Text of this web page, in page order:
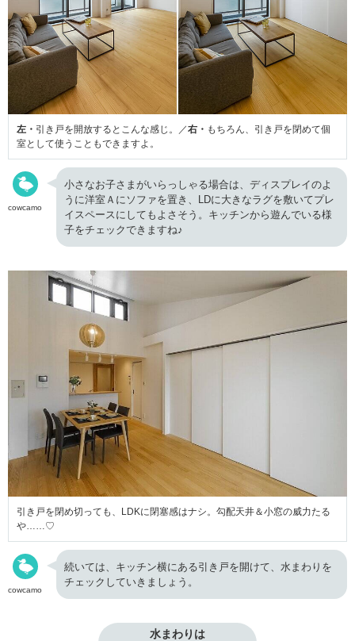
左・ 引き戸を開放するとこんな感じ。／右・ もちろん、引き戸を閉めて個
室として使うこともできますよ。
cowcamo
小さなお子さまがいらっしゃる場合は、ディスプレイのよ
うに洋室Ａにソファを置き、LDに大きなラグを敷いてプレ
イスペースにしてもよさそう。キッチンから遊んでいる様
子をチェックできますね♪
引き戸を閉め切っても、LDKに閉塞感はナシ。勾配天井＆小窓の威力たる
や……♡
cowcamo
続いては、キッチン横にある引き戸を開けて、水まわりを
チェックしていきましょう。
水まわりは